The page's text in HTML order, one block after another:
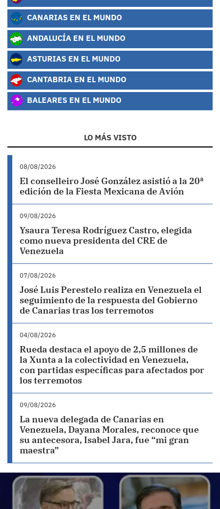
CANARIAS EN EL MUNDO
ANDALUCÍA EN EL MUNDO
ASTURIAS EN EL MUNDO
CANTABRIA EN EL MUNDO
BALEARES EN EL MUNDO
LO MÁS VISTO
08/08/2026
El conselleiro José González asistió a la 20ª
edición de la Fiesta Mexicana de Avión
09/08/2026
Ysaura Teresa Rodríguez Castro, elegida
como nueva presidenta del CRE de
Venezuela
07/08/2026
José Luis Perestelo realiza en Venezuela el
seguimiento de la respuesta del Gobierno
de Canarias tras los terremotos
04/08/2026
Rueda destaca el apoyo de 2,5 millones de
la Xunta a la colectividad en Venezuela,
con partidas específicas para afectados por
los terremotos
09/08/2026
La nueva delegada de Canarias en
Venezuela, Dayana Morales, reconoce que
su antecesora, Isabel Jara, fue “mi gran
maestra”